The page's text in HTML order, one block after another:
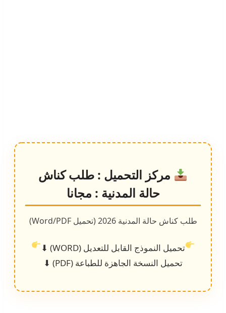
مركز التحميل : طلب كناش
حالة المدنية : مجانا
طلب كناش حالة المدنية 2026 (تحميل Word/PDF)
تحميل النموذج القابل للتعديل (WORD) ⬇
تحميل النسخة الجاهزة للطباعة (PDF) ⬇